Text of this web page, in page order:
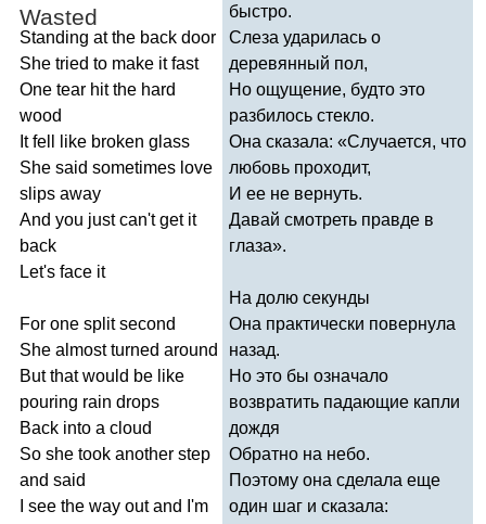
Wasted
Standing at the back door
She tried to make it fast
One tear hit the hard
wood
It fell like broken glass
She said sometimes love
slips away
And you just can't get it
back
Let's face it
For one split second
She almost turned around
But that would be like
pouring rain drops
Back into a cloud
So she took another step
and said
see the way out and I'm
быстро.
Слеза ударилась о
деревянный пол,
Но ощущение, будто это
разбилось стекло.
Она сказала: «Случается, что
любовь проходит,
И ее не вернуть.
Давай смотреть правде в
глаза».
На долю секунды
Она практически повернула
назад.
Но это бы означало
возвратить падающие капли
дождя
Обратно на небо.
Поэтому она сделала еще
один шаг и сказала: